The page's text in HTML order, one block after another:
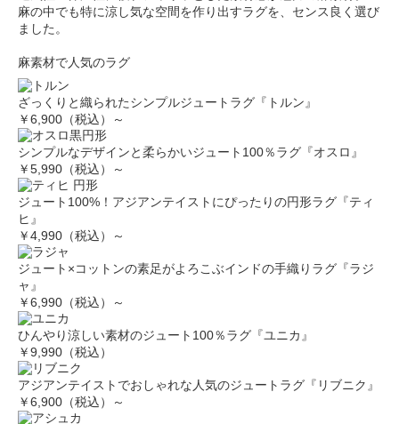
麻の中でも特に涼し気な空間を作り出すラグを、センス良く選び
ました。
麻素材で人気のラグ
ざっくりと織られたシンプルジュートラグ『トルン』
￥6,900（税込）～
シンプルなデザインと柔らかいジュート100％ラグ『オスロ』
￥5,990（税込）～
ジュート100%！アジアンテイストにぴったりの円形ラグ『ティ
ヒ』
￥4,990（税込）～
ジュート×コットンの素足がよろこぶインドの手織りラグ『ラジ
ャ』
￥6,990（税込）～
ひんやり涼しい素材のジュート100％ラグ『ユニカ』
￥9,990（税込）
アジアンテイストでおしゃれな人気のジュートラグ『リブニク』
￥6,900（税込）～